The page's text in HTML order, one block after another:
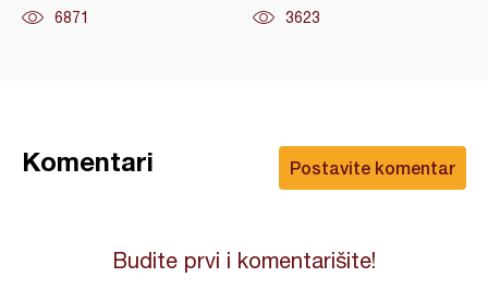
6871 3623
Postavite komentar
Komentari
Budite prvi i komentarišite!